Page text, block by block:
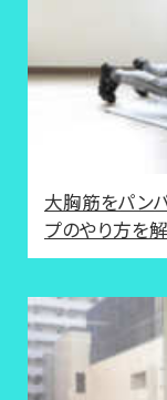
大胸筋をパン
プのやり方を